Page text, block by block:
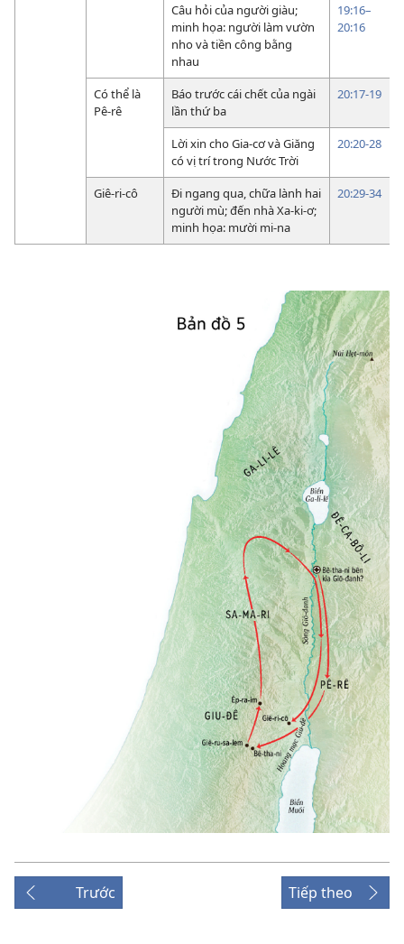
Câu hỏi của người giàu;
minh họa: người làm vườn
nho và tiền công bằng
nhau
19:16–
20:16
Có thể là
Pê-rê
Báo trước cái chết của ngài
lần thứ ba
20:17-19
Lời xin cho Gia-cơ và Giăng
có vị trí trong Nước Trời
20:20-28
Giê-ri-cô
Đi ngang qua, chữa lành hai
người mù; đến nhà Xa-ki-ơ;
minh họa: mười mi-na
20:29-34
Trước Tiếp theo